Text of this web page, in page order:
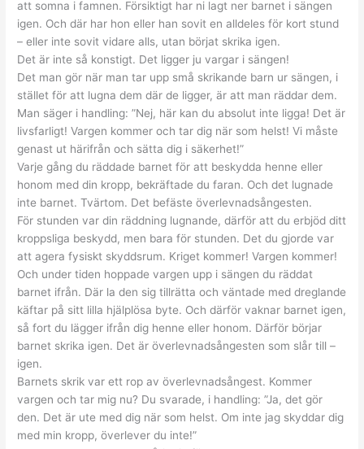
att somna i famnen. Försiktigt har ni lagt ner barnet i sängen
igen. Och där har hon eller han sovit en alldeles för kort stund
– eller inte sovit vidare alls, utan börjat skrika igen.
Det är inte så konstigt. Det ligger ju vargar i sängen!
Det man gör när man tar upp små skrikande barn ur sängen, i
stället för att lugna dem där de ligger, är att man räddar dem.
Man säger i handling: ”Nej, här kan du absolut inte ligga! Det är
livsfarligt! Vargen kommer och tar dig när som helst! Vi måste
genast ut härifrån och sätta dig i säkerhet!”
Varje gång du räddade barnet för att beskydda henne eller
honom med din kropp, bekräftade du faran. Och det lugnade
inte barnet. Tvärtom. Det befäste överlevnadsångesten.
För stunden var din räddning lugnande, därför att du erbjöd ditt
kroppsliga beskydd, men bara för stunden. Det du gjorde var
att agera fysiskt skyddsrum. Kriget kommer! Vargen kommer!
Och under tiden hoppade vargen upp i sängen du räddat
barnet ifrån. Där la den sig tillrätta och väntade med dreglande
käftar på sitt lilla hjälplösa byte. Och därför vaknar barnet igen,
så fort du lägger ifrån dig henne eller honom. Därför börjar
barnet skrika igen. Det är överlevnadsångesten som slår till –
igen.
Barnets skrik var ett rop av överlevnadsångest. Kommer
vargen och tar mig nu? Du svarade, i handling: ”Ja, det gör
den. Det är ute med dig när som helst. Om inte jag skyddar dig
med min kropp, överlever du inte!”